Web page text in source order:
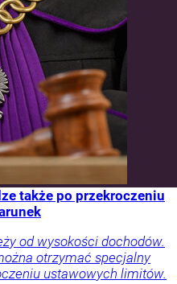
także po przekroczeniu
od wysokości dochodów.
otrzymać specjalny
ustawowych limitów.